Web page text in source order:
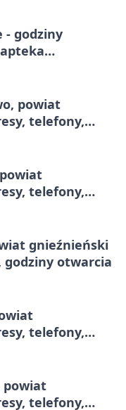
- godziny
powiat
telefony,
telefony,
gnieźnieński
godziny otwarcia
telefony,
powiat
telefony,